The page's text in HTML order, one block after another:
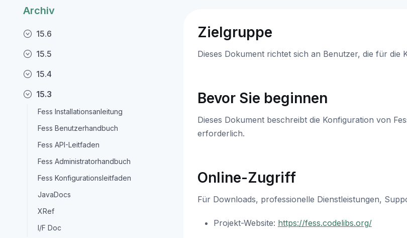
Archiv
15.6
15.5
15.4
15.3
Fess Installationsanleitung
Fess Benutzerhandbuch
Fess API-Leitfaden
Fess Administratorhandbuch
Fess Konfigurationsleitfaden
JavaDocs
XRef
I/F Doc
Zielgruppe
Dieses Dokument richtet sich an Benutzer, die für die
Bevor Sie beginnen
Dieses Dokument beschreibt die Konfiguration von
erforderlich.
Online-Zugriff
Für Downloads, professionelle Dienstleistungen,
Projekt-Website: https://fess.codelibs.org/